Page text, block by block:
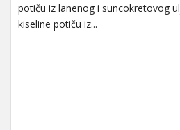
potiču iz lanenog i suncokretovog
kiseline potiču iz...